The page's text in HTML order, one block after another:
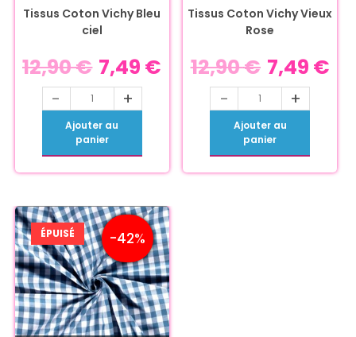
Tissus Coton Vichy Bleu
ciel
12,90€ 7,49 €
- +
Ajouter au
panier
Tissus Coton Vichy Vieux
Rose
12,90€ 7,49 €
- +
Ajouter au
panier
-42%
ÉPUISÉ